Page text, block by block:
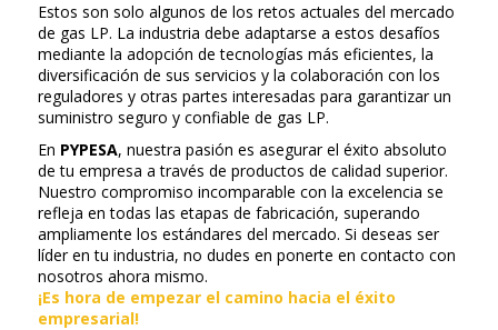
Estos son solo algunos de los retos actuales del mercado
de gas LP. La industria debe adaptarse a estos desafíos
mediante la adopción de tecnologías más eficientes, la
diversificación de sus servicios y la colaboración con los
reguladores y otras partes interesadas para garantizar un
suministro seguro y confiable de gas LP.
En PYPESA, nuestra pasión es asegurar el éxito absoluto
de tu empresa a través de productos de calidad superior.
Nuestro compromiso incomparable con la excelencia se
refleja en todas las etapas de fabricación, superando
ampliamente los estándares del mercado. Si deseas ser
líder en tu industria, no dudes en ponerte en contacto con
nosotros ahora mismo.
¡Es hora de empezar el camino hacia el éxito
empresarial!